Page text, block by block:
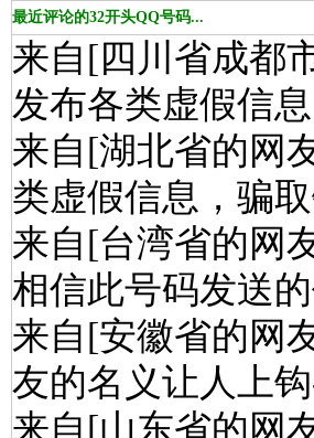
最近评论的32开头QQ号码...
来自[四川省成都
发布各类虚假信
来自[湖北省的网
类虚假信息，骗
来自[台湾省的网
相信此号码发送
来自[安徽省的网
友的名义让人上
来自[山东省的网